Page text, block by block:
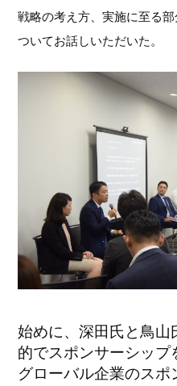
戦略の考え方、実施に至る
ついてお話しいただいた。
始めに、深田氏と鳥山
的でスポンサーシップ
グローバル企業のスポ